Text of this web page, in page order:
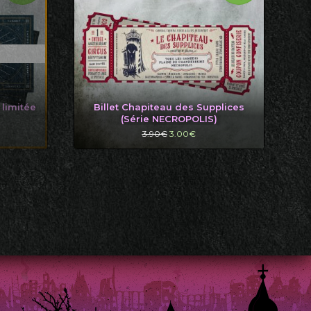
limitée
Billet Chapiteau des Supplices
(Série NECROPOLIS)
3.90€ Le
initial
3.00€Le
actuel
est :
3.00€.